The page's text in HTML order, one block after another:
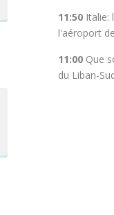
11:50Italie:
l'aéroport
11:00Que
du Liban-